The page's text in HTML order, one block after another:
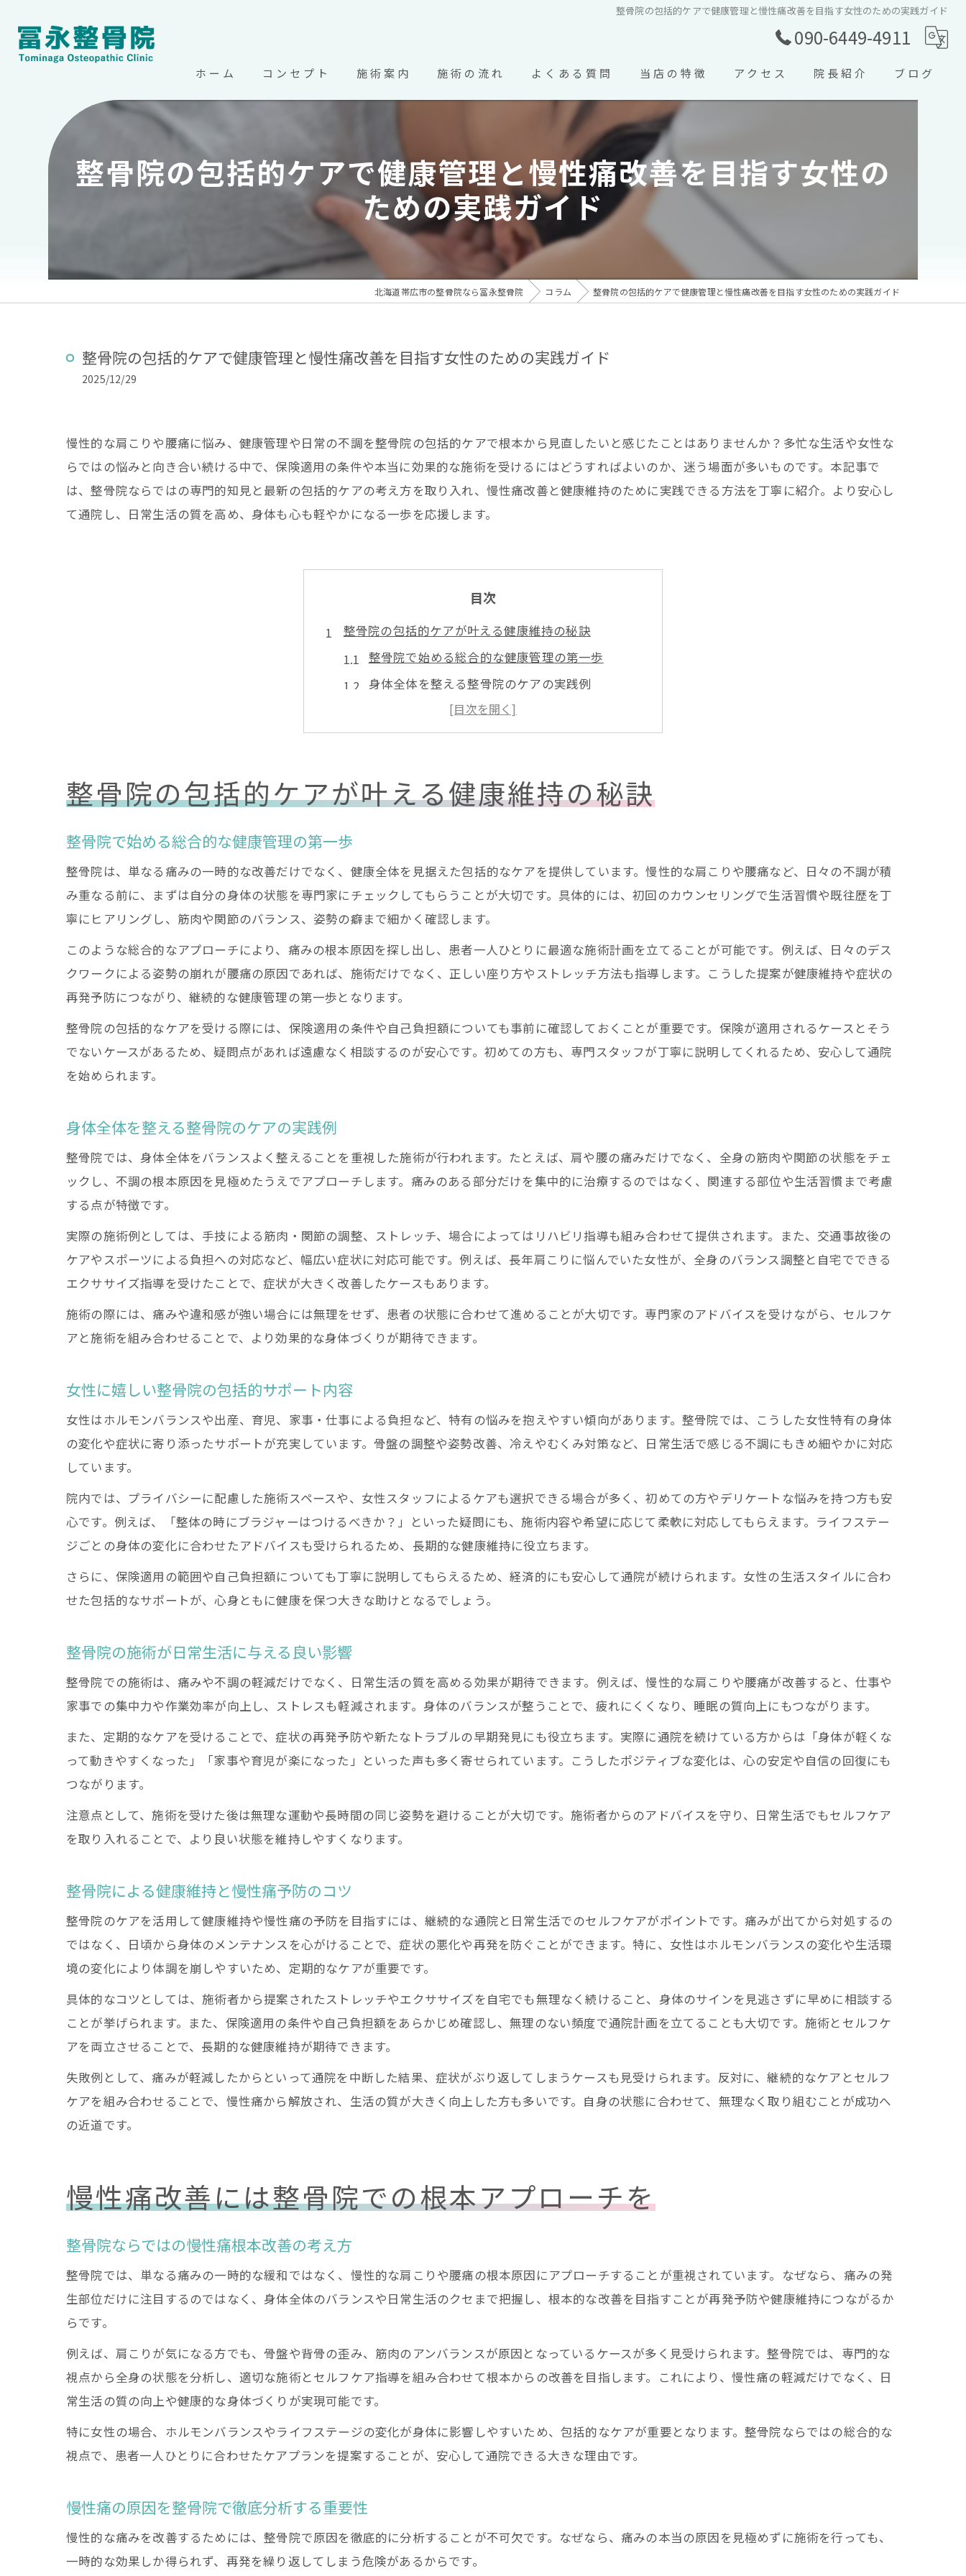
整骨院の包括的ケアで健康管理と慢性痛改善を目指す女性のための実践ガイド
090-6449-4911
ホーム コンセプト 施術案内 施術の流れ よくある質問 当店の特徴
交通事故
スポーツ外傷
ぎっくり腰
寝違え
アクセス 院長紹介 ブログ
整骨院の包括的ケアで健康管理と慢性痛改善を目指す女性の
ための実践ガイド
北海道帯広市の整骨院なら冨永整骨院 コラム 整骨院の包括的ケアで健康管理と慢性痛改善を目指す女性のための実践ガイド
整骨院の包括的ケアで健康管理と慢性痛改善を目指す女性のための実践ガイド
2025/12/29
慢性的な肩こりや腰痛に悩み、健康管理や日常の不調を整骨院の包括的ケアで根本から見直したいと感じたことはありませんか？多忙な生活や女性な
らではの悩みと向き合い続ける中で、保険適用の条件や本当に効果的な施術を受けるにはどうすればよいのか、迷う場面が多いものです。本記事で
は、整骨院ならではの専門的知見と最新の包括的ケアの考え方を取り入れ、慢性痛改善と健康維持のために実践できる方法を丁寧に紹介。より安心し
て通院し、日常生活の質を高め、身体も心も軽やかになる一歩を応援します。
目次
整骨院の包括的ケアが叶える健康維持の秘訣
整骨院で始める総合的な健康管理の第一歩
身体全体を整える整骨院のケアの実践例
女性に嬉しい整骨院の包括的サポート内容
整骨院の施術が日常生活に与える良い影響
慢性痛改善には整骨院での根本アプローチを
整骨院の長期ケアで痛みを軽減する実例紹介
整骨院による筋肉と関節のバランス調整法
専門家が語る整骨院の慢性痛アプローチ法
保険適用のルールを整骨院で正しく理解する
整骨院で保険適用される症状の基本知識
保険適用外となる整骨院のケースと注意点
保険を活用した整骨院通院の流れとポイント
整骨院の保険ルールを理解するための具体策
女性に多い肩こり・腰痛を整骨院でケアする方法
整骨院通院時の服装やブラジャーの選び方ガイド
施術時の安心感を高める整骨院の工夫と配慮
日常生活を豊かにする整骨院の包括的サポート
整骨院の包括的ケアで快適な生活を実現する
自宅でできる整骨院式セルフケアのポイント
安心して通院できる整骨院ケアの選び方
整骨院選びで重視すべき信頼性と実績とは
整骨院の口コミや体験談から見る通院の安心感
整骨院の包括的ケアが叶える健康維持の秘訣
整骨院で始める総合的な健康管理の第一歩
整骨院は、単なる痛みの一時的な改善だけでなく、健康全体を見据えた包括的なケアを提供しています。慢性的な肩こりや腰痛など、日々の不調が積
み重なる前に、まずは自分の身体の状態を専門家にチェックしてもらうことが大切です。具体的には、初回のカウンセリングで生活習慣や既往歴を丁
寧にヒアリングし、筋肉や関節のバランス、姿勢の癖まで細かく確認します。
このような総合的なアプローチにより、痛みの根本原因を探し出し、患者一人ひとりに最適な施術計画を立てることが可能です。例えば、日々のデス
クワークによる姿勢の崩れが腰痛の原因であれば、施術だけでなく、正しい座り方やストレッチ方法も指導します。こうした提案が健康維持や症状の
再発予防につながり、継続的な健康管理の第一歩となります。
整骨院の包括的なケアを受ける際には、保険適用の条件や自己負担額についても事前に確認しておくことが重要です。保険が適用されるケースとそう
でないケースがあるため、疑問点があれば遠慮なく相談するのが安心です。初めての方も、専門スタッフが丁寧に説明してくれるため、安心して通院
を始められます。
身体全体を整える整骨院のケアの実践例
整骨院では、身体全体をバランスよく整えることを重視した施術が行われます。たとえば、肩や腰の痛みだけでなく、全身の筋肉や関節の状態をチェ
ックし、不調の根本原因を見極めたうえでアプローチします。痛みのある部分だけを集中的に治療するのではなく、関連する部位や生活習慣まで考慮
する点が特徴です。
実際の施術例としては、手技による筋肉・関節の調整、ストレッチ、場合によってはリハビリ指導も組み合わせて提供されます。また、交通事故後の
ケアやスポーツによる負担への対応など、幅広い症状に対応可能です。例えば、長年肩こりに悩んでいた女性が、全身のバランス調整と自宅でできる
エクササイズ指導を受けたことで、症状が大きく改善したケースもあります。
施術の際には、痛みや違和感が強い場合には無理をせず、患者の状態に合わせて進めることが大切です。専門家のアドバイスを受けながら、セルフケ
アと施術を組み合わせることで、より効果的な身体づくりが期待できます。
女性に嬉しい整骨院の包括的サポート内容
女性はホルモンバランスや出産、育児、家事・仕事による負担など、特有の悩みを抱えやすい傾向があります。整骨院では、こうした女性特有の身体
の変化や症状に寄り添ったサポートが充実しています。骨盤の調整や姿勢改善、冷えやむくみ対策など、日常生活で感じる不調にもきめ細やかに対応
しています。
院内では、プライバシーに配慮した施術スペースや、女性スタッフによるケアも選択できる場合が多く、初めての方やデリケートな悩みを持つ方も安
心です。例えば、「整体の時にブラジャーはつけるべきか？」といった疑問にも、施術内容や希望に応じて柔軟に対応してもらえます。ライフステー
ジごとの身体の変化に合わせたアドバイスも受けられるため、長期的な健康維持に役立ちます。
さらに、保険適用の範囲や自己負担額についても丁寧に説明してもらえるため、経済的にも安心して通院が続けられます。女性の生活スタイルに合わ
せた包括的なサポートが、心身ともに健康を保つ大きな助けとなるでしょう。
整骨院の施術が日常生活に与える良い影響
整骨院での施術は、痛みや不調の軽減だけでなく、日常生活の質を高める効果が期待できます。例えば、慢性的な肩こりや腰痛が改善すると、仕事や
家事での集中力や作業効率が向上し、ストレスも軽減されます。身体のバランスが整うことで、疲れにくくなり、睡眠の質向上にもつながります。
また、定期的なケアを受けることで、症状の再発予防や新たなトラブルの早期発見にも役立ちます。実際に通院を続けている方からは「身体が軽くな
って動きやすくなった」「家事や育児が楽になった」といった声も多く寄せられています。こうしたポジティブな変化は、心の安定や自信の回復にも
つながります。
注意点として、施術を受けた後は無理な運動や長時間の同じ姿勢を避けることが大切です。施術者からのアドバイスを守り、日常生活でもセルフケア
を取り入れることで、より良い状態を維持しやすくなります。
整骨院による健康維持と慢性痛予防のコツ
整骨院のケアを活用して健康維持や慢性痛の予防を目指すには、継続的な通院と日常生活でのセルフケアがポイントです。痛みが出てから対処するの
ではなく、日頃から身体のメンテナンスを心がけることで、症状の悪化や再発を防ぐことができます。特に、女性はホルモンバランスの変化や生活環
境の変化により体調を崩しやすいため、定期的なケアが重要です。
具体的なコツとしては、施術者から提案されたストレッチやエクササイズを自宅でも無理なく続けること、身体のサインを見逃さずに早めに相談する
ことが挙げられます。また、保険適用の条件や自己負担額をあらかじめ確認し、無理のない頻度で通院計画を立てることも大切です。施術とセルフケ
アを両立させることで、長期的な健康維持が期待できます。
失敗例として、痛みが軽減したからといって通院を中断した結果、症状がぶり返してしまうケースも見受けられます。反対に、継続的なケアとセルフ
ケアを組み合わせることで、慢性痛から解放され、生活の質が大きく向上した方も多いです。自身の状態に合わせて、無理なく取り組むことが成功へ
の近道です。
慢性痛改善には整骨院での根本アプローチを
整骨院ならではの慢性痛根本改善の考え方
整骨院では、単なる痛みの一時的な緩和ではなく、慢性的な肩こりや腰痛の根本原因にアプローチすることが重視されています。なぜなら、痛みの発
生部位だけに注目するのではなく、身体全体のバランスや日常生活のクセまで把握し、根本的な改善を目指すことが再発予防や健康維持につながるか
らです。
例えば、肩こりが気になる方でも、骨盤や背骨の歪み、筋肉のアンバランスが原因となっているケースが多く見受けられます。整骨院では、専門的な
視点から全身の状態を分析し、適切な施術とセルフケア指導を組み合わせて根本からの改善を目指します。これにより、慢性痛の軽減だけでなく、日
常生活の質の向上や健康的な身体づくりが実現可能です。
特に女性の場合、ホルモンバランスやライフステージの変化が身体に影響しやすいため、包括的なケアが重要となります。整骨院ならではの総合的な
視点で、患者一人ひとりに合わせたケアプランを提案することが、安心して通院できる大きな理由です。
慢性痛の原因を整骨院で徹底分析する重要性
慢性的な痛みを改善するためには、整骨院で原因を徹底的に分析することが不可欠です。なぜなら、痛みの本当の原因を見極めずに施術を行っても、
一時的な効果しか得られず、再発を繰り返してしまう危険があるからです。
090-6449-4911
090-6449-4911